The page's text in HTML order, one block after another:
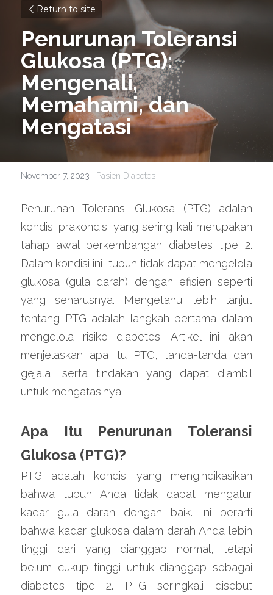
Return to site
Penurunan Toleransi
Glukosa (PTG):
Mengenali,
Memahami, dan
Mengatasi
November 7, 2023 · Pasien Diabetes
Penurunan Toleransi Glukosa (PTG) adalah
kondisi prakondisi yang sering kali merupakan
tahap awal perkembangan diabetes tipe 2.
Dalam kondisi ini, tubuh tidak dapat mengelola
glukosa (gula darah) dengan efisien seperti
yang seharusnya. Mengetahui lebih lanjut
tentang PTG adalah langkah pertama dalam
mengelola risiko diabetes. Artikel ini akan
menjelaskan apa itu PTG, tanda-tanda dan
gejala, serta tindakan yang dapat diambil
untuk mengatasinya.
Apa Itu Penurunan Toleransi
Glukosa (PTG)?
PTG adalah kondisi yang mengindikasikan
bahwa tubuh Anda tidak dapat mengatur
kadar gula darah dengan baik. Ini berarti
bahwa kadar glukosa dalam darah Anda lebih
tinggi dari yang dianggap normal, tetapi
belum cukup tinggi untuk dianggap sebagai
diabetes tipe 2. PTG seringkali disebut